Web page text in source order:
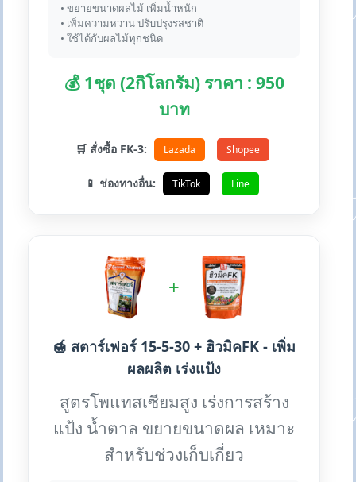
• ขยายขนาดผลไม้ เพิ่มน้ำหนัก
• เพิ่มความหวาน ปรับปรุงรสชาติ
• ใช้ได้กับผลไม้ทุกชนิด
💰 1ชุด (2กิโลกรัม) ราคา : 950
บาท
🛒 สั่งซื้อ FK-3: Lazada Shopee
📱 ช่องทางอื่น: TikTok Line
+
🍯 สตาร์เฟอร์ 15-5-30 + ฮิวมิคFK - เพิ่ม
ผลผลิต เร่งแป้ง
สูตรโพแทสเซียมสูง เร่งการสร้าง
แป้ง น้ำตาล ขยายขนาดผล เหมาะ
สำหรับช่วงเก็บเกี่ยว